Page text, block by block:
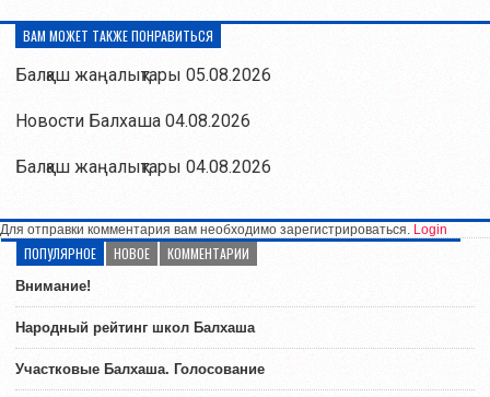
ВАМ МОЖЕТ ТАКЖЕ ПОНРАВИТЬСЯ
Балқаш жаңалықтары 05.08.2026
Новости Балхаша 04.08.2026
Балқаш жаңалықтары 04.08.2026
Для отправки комментария вам необходимо зарегистрироваться. Login
ПОПУЛЯРНОЕ НОВОЕ КОММЕНТАРИИ
Внимание!
Народный рейтинг школ Балхаша
Участковые Балхаша. Голосование